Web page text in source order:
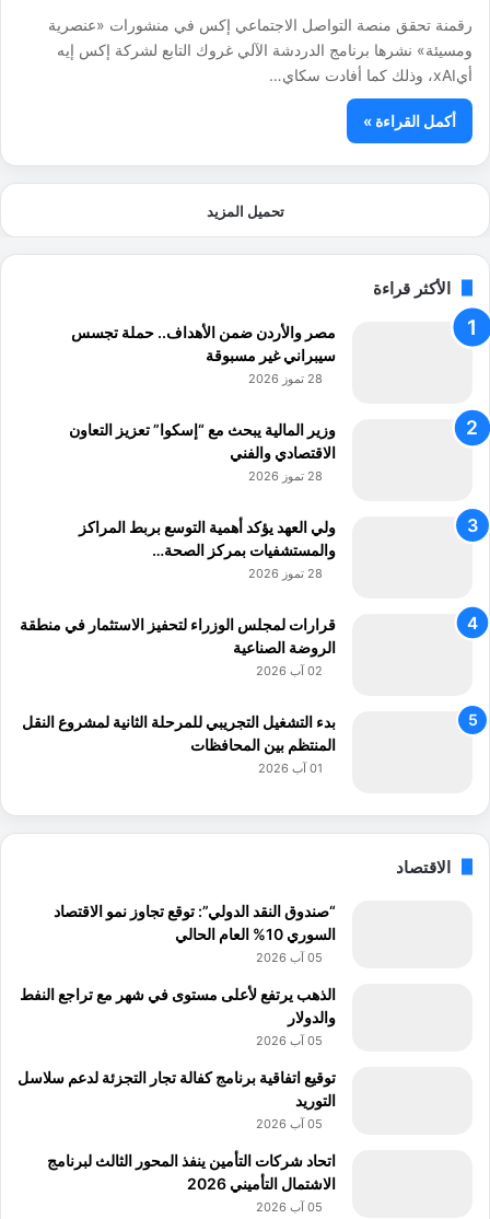
رقمنة تحقق منصة التواصل الاجتماعي إكس في منشورات «عنصرية
ومسيئة» نشرها برنامج الدردشة الآلي غروك التابع لشركة إكس إيه
أيxAI، وذلك كما أفادت سكاي…
أكمل القراءة »
تحميل المزيد
الأكثر قراءة
مصر والأردن ضمن الأهداف.. حملة تجسس
سيبراني غير مسبوقة
28 تموز 2026
وزير المالية يبحث مع “إسكوا” تعزيز التعاون
الاقتصادي والفني
28 تموز 2026
ولي العهد يؤكد أهمية التوسع بربط المراكز
والمستشفيات بمركز الصحة…
28 تموز 2026
قرارات لمجلس الوزراء لتحفيز الاستثمار في منطقة
الروضة الصناعية
02 آب 2026
بدء التشغيل التجريبي للمرحلة الثانية لمشروع النقل
المنتظم بين المحافظات
01 آب 2026
الاقتصاد
“صندوق النقد الدولي”: توقع تجاوز نمو الاقتصاد
السوري 10% العام الحالي
05 آب 2026
الذهب يرتفع لأعلى مستوى في شهر مع تراجع النفط
والدولار
05 آب 2026
توقيع اتفاقية برنامج كفالة تجار التجزئة لدعم سلاسل
التوريد
05 آب 2026
اتحاد شركات التأمين ينفذ المحور الثالث لبرنامج
الاشتمال التأميني 2026
05 آب 2026